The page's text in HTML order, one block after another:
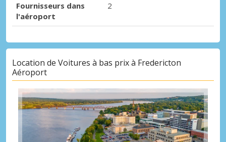
Fournisseurs dans
l'aéroport
2
Location de Voitures à bas prix à Fredericton
Aéroport